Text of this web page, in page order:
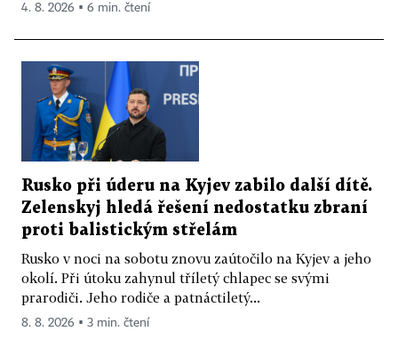
4. 8. 2026 ▪ 6 min. čtení
Rusko při úderu na Kyjev zabilo další dítě.
Zelenskyj hledá řešení nedostatku zbraní
proti balistickým střelám
Rusko v noci na sobotu znovu zaútočilo na Kyjev a jeho
okolí. Při útoku zahynul tříletý chlapec se svými
prarodiči. Jeho rodiče a patnáctiletý...
8. 8. 2026 ▪ 3 min. čtení